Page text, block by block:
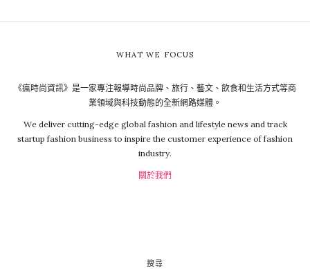
WHAT WE FOCUS
《瘋時尚資訊》是一家專注報導時尚品牌、旅行、藝文、飲食和生活方式等商
業領域與科技動態的全新網路媒體。
We deliver cutting-edge global fashion and lifestyle news and track
startup fashion business to inspire the customer experience of fashion
industry.
關於我們
搜尋